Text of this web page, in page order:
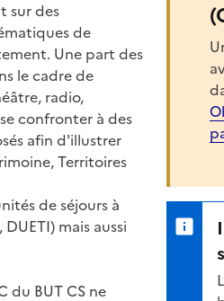
sur des
de
Une part des
le cadre de
radio,
confronter à des
afin d'illustrer
Territoires
de séjours à
mais aussi
du BUT CS ne